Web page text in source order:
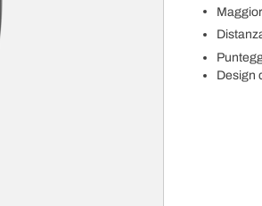
Design